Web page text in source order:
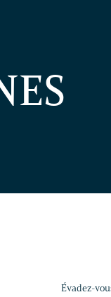
Évadez-